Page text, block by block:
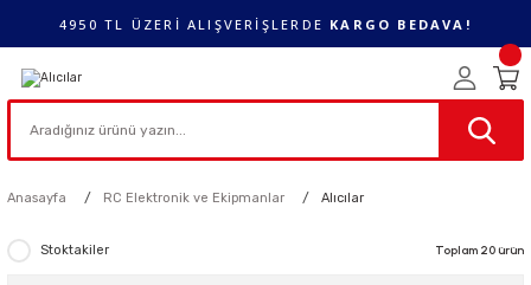
4950 TL ÜZERİ ALIŞVERİŞLERDE KARGO BEDAVA!
Anasayfa RC Elektronik ve Ekipmanlar Alıcılar
Stoktakiler Toplam 20 ürün